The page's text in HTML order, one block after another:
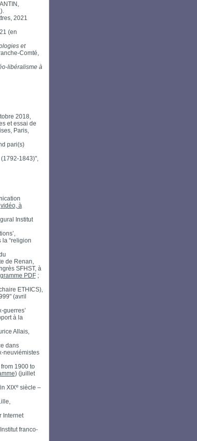
).
2021
(en
et
Comté,
libéralisme à
2018,
et essai de
Paris,
pari(s)
1843)",
vidéo, à
Institut
“religion
de Renan,
SFHST, à
PDF;
ETHICS),
(avril
guerres’
à la
Allais,
dans
neuviémistes
1900 to
) (juillet
XIXesiècle –
Internet
franco-